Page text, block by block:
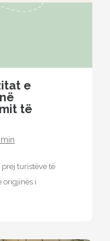
e
të
turistëve të
origjinës i